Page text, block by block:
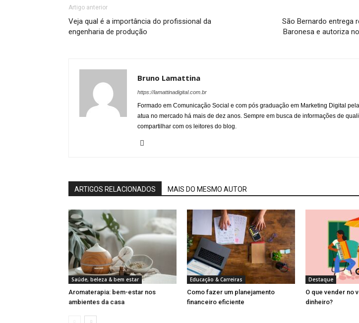
Artigo anterior
Veja qual é a importância do profissional da
engenharia de produção
São Bernardo entrega
Baronesa e autoriza
Bruno Lamattina
https://lamattinadigital.com.br
Formado em Comunicação Social e com pós graduação em Marketing Digital
atua no mercado há mais de dez anos. Sempre em busca de informações de
compartilhar com os leitores do blog.
ARTIGOS RELACIONADOS MAIS DO MESMO AUTOR
Saúde, beleza & bem estar
Aromaterapia: bem-estar nos
ambientes da casa
Educação & Carreiras
Como fazer um planejamento
financeiro eficiente
Destaque
O que vender no
dinheiro?